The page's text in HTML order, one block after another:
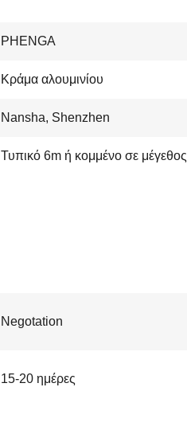
PHENGA
Κράμα αλουμινίου
Nansha, Shenzhen
Τυπικό 6m ή κομμένο σε μέγεθος
Negotation
15-20 ημέρες